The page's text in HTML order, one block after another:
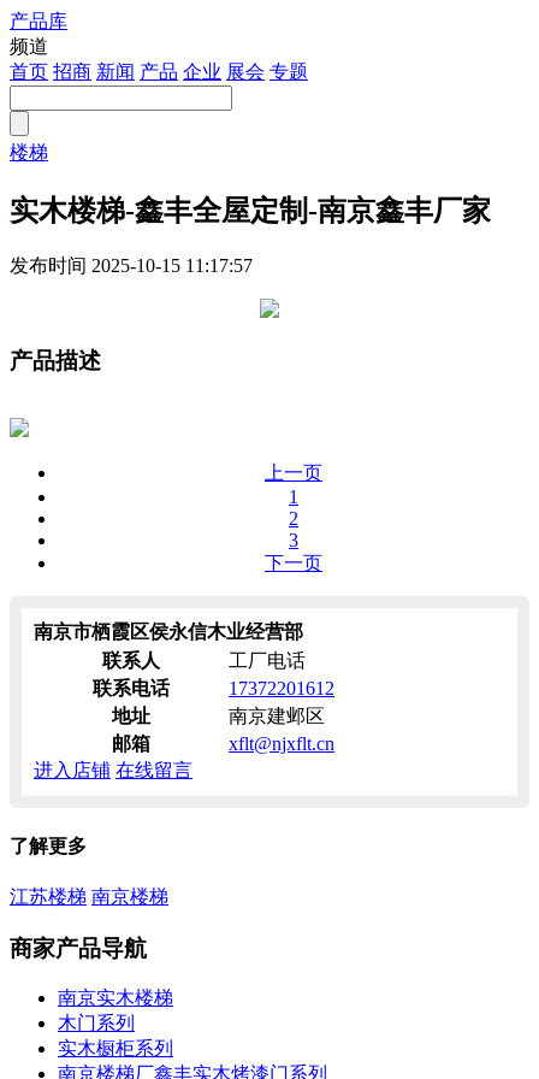
产品库
频道
首页 招商 新闻 产品 企业 展会 专题
楼梯
实木楼梯-鑫丰全屋定制-南京鑫丰厂家
发布时间 2025-10-15 11:17:57
产品描述
上一页
1
2
3
下一页
南京市栖霞区侯永信木业经营部
联系人
工厂电话
联系电话
17372201612
地址
南京建邺区
邮箱
xflt@njxflt.cn
进入店铺 在线留言
了解更多
江苏楼梯 南京楼梯
商家产品导航
南京实木楼梯
木门系列
实木橱柜系列
南京楼梯厂鑫丰实木烤漆门系列